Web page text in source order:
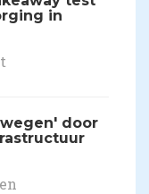
in
door